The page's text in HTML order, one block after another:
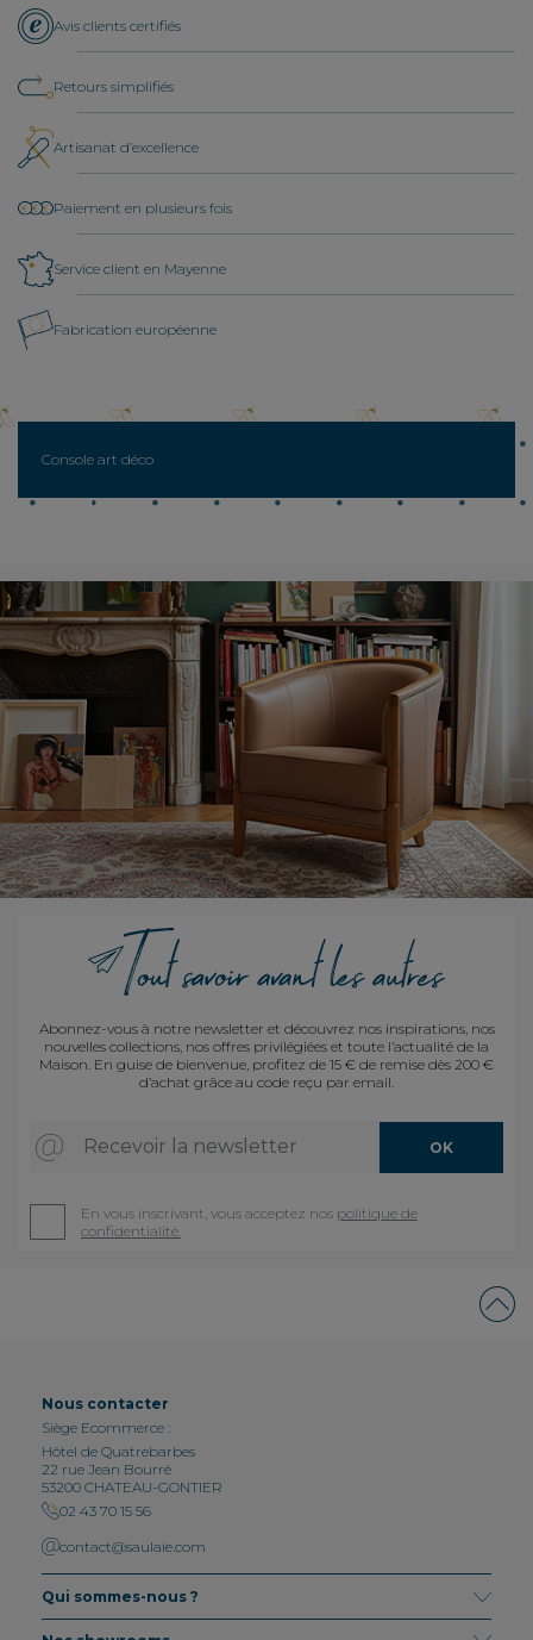
Avis clients certifiés
Retours simplifiés
Artisanat d’excellence
Paiement en plusieurs fois
Service client en Mayenne
Fabrication européenne
Console art déco
Abonnez-vous à notre newsletter et découvrez nos inspirations, nos
nouvelles collections, nos offres privilégiées et toute l’actualité de la
Maison. En guise de bienvenue, profitez de 15 € de remise dès 200 €
d’achat grâce au code reçu par email.
Recevoir la newsletter OK
En vous inscrivant, vous acceptez nos politique de
confidentialité.
Nous contacter
Siège Ecommerce :
Hôtel de Quatrebarbes
22 rue Jean Bourré
53200 CHATEAU-GONTIER
02 43 70 15 56
contact@saulaie.com
Qui sommes-nous ?